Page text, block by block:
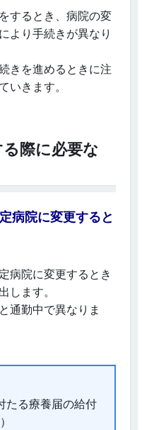
するとき、病院の変
より手続きが異なり
きを進めるときに注
いきます。
際に必要な
病院に変更すると
病院に変更するとき
します。
通勤中で異なりま
たる療養届の給付